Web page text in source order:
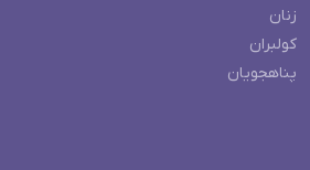
زنان
کولبران
پناهجویان